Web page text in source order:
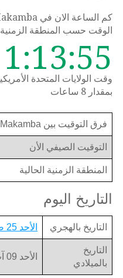
الوقت حسب المنطقة الزمنية
1:13:55 صباحاً
بمقدار 8 ساعات
فرق التوقيت بين Makamba وغرينتش
التوقيت الصيفي الأن
المنطقة الزمنية الحالية
التاريخ اليوم
التاريخ بالهجري الأحد 25 صفر 1448 (1448-02-25)
التاريخ
بالميلادي
الأحد 09 آب/أغسطس 2026 (2026-08-09)